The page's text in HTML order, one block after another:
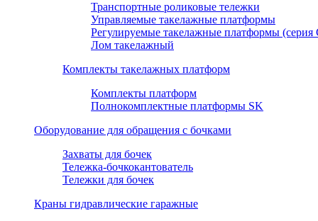
Транспортные роликовые тележки
Управляемые такелажные платформы
Регулируемые такелажные платформы (серия
Лом такелажный
Комплекты такелажных платформ
Комплекты платформ
Полнокомплектные платформы SK
Оборудование для обращения с бочками
Захваты для бочек
Тележка-бочкокантователь
Тележки для бочек
Краны гидравлические гаражные